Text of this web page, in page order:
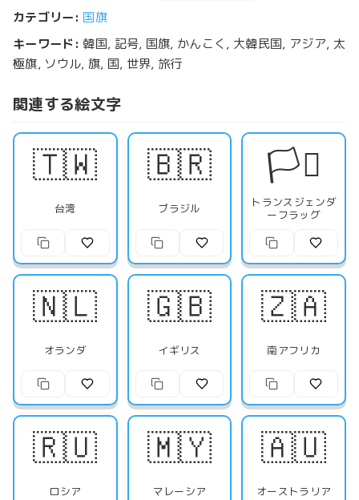
カテゴリー: 国旗
キーワード: 韓国, 記号, 国旗, かんこく, 大韓民国, アジア, 太
極旗, ソウル, 旗, 国, 世界, 旅行
関連する絵文字
🇹🇼
台湾
🇧🇷
ブラジル
🏳️‍⚧️
トランスジェンダ
ーフラッグ
🇳🇱
オランダ
🇬🇧
イギリス
🇿🇦
南アフリカ
🇷🇺
ロシア
🇲🇾
マレーシア
🇦🇺
オーストラリア